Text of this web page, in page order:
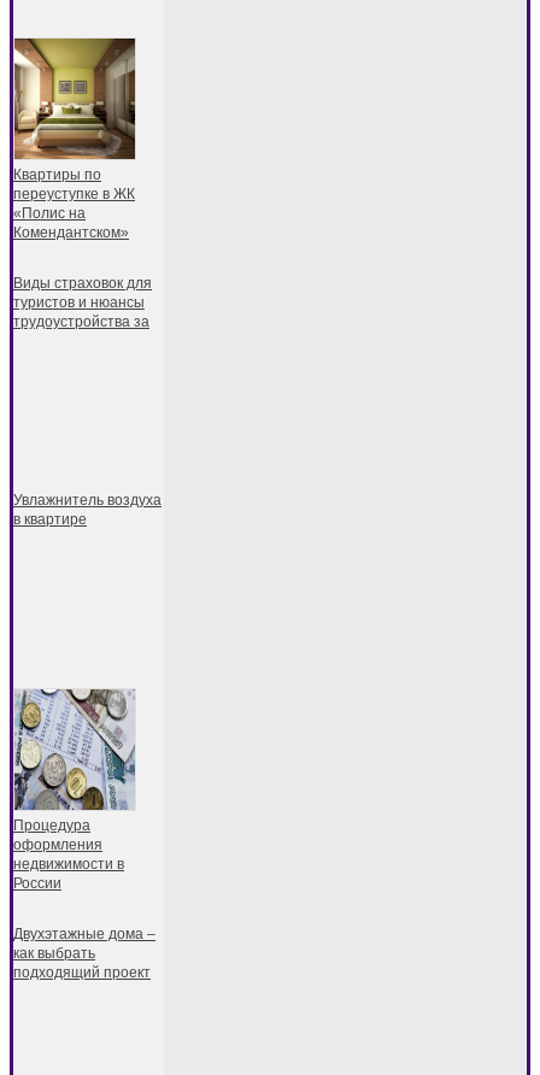
Квартиры по
переуступке в ЖК
«Полис на
Комендантском»
Виды страховок для
туристов и нюансы
трудоустройства за
Увлажнитель воздуха
в квартире
Процедура
оформления
недвижимости в
России
Двухэтажные дома –
как выбрать
подходящий проект